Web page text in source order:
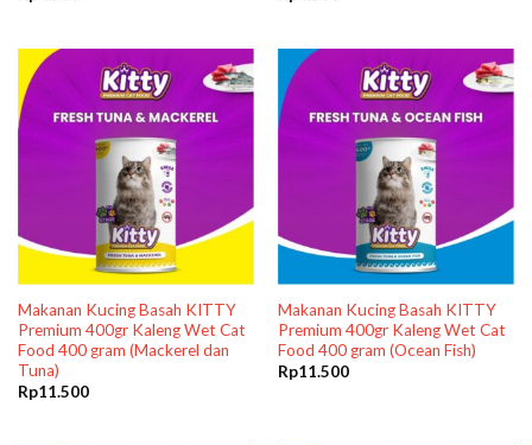
Makanan Kucing Basah KITTY
Premium 400gr Kaleng Wet Cat
Food 400 gram (Mackerel dan
Tuna)
Rp11.500
Makanan Kucing Basah KITTY
Premium 400gr Kaleng Wet Cat
Food 400 gram (Ocean Fish)
Rp11.500